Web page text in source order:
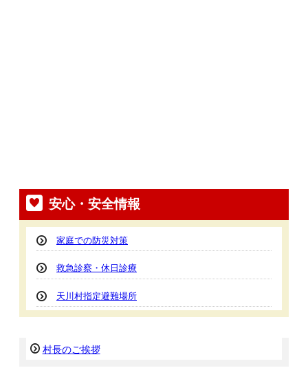
安心・安全情報
家庭での防災対策
救急診察・休日診療
天川村指定避難場所
村長のご挨拶